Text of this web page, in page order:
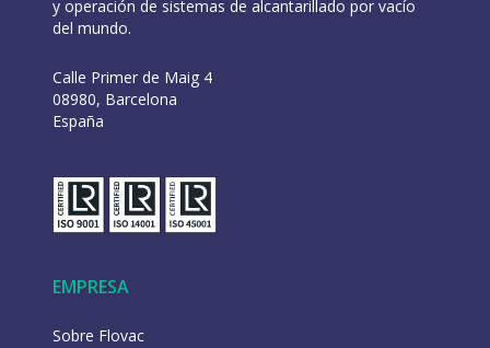
y operación de sistemas de alcantarillado por vacío
del mundo.
Calle Primer de Maig 4
08980, Barcelona
España
EMPRESA
Sobre Flovac